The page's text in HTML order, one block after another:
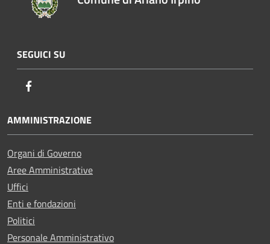
SEGUICI SU
AMMINISTRAZIONE
Organi di Governo
Aree Amministrative
Uffici
Enti e fondazioni
Politici
Personale Amministrativo